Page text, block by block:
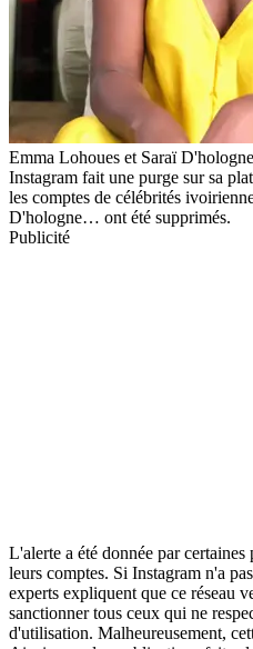
Emma Lohoues et Saraï D'hologne
Instagram fait une purge sur sa
les comptes de célébrités
D'hologne… ont été supprimés.
Publicité
L'alerte a été donnée par
leurs comptes. Si Instagram n'a
experts expliquent que ce réseau
sanctionner tous ceux qui ne
d'utilisation. Malheureusement,